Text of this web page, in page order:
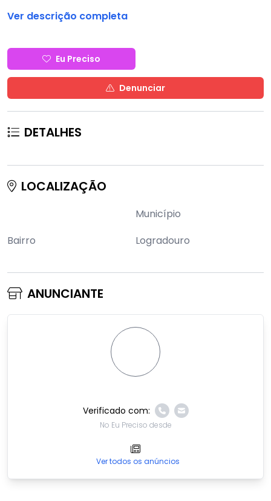
Ver descrição completa
Eu Preciso
Denunciar
DETALHES
LOCALIZAÇÃO
Município
Bairro
Logradouro
ANUNCIANTE
Verificado com:
No Eu Preciso desde
Ver todos os anúncios